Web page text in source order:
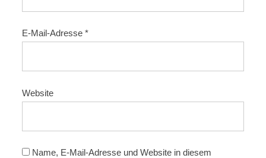
E-Mail-Adresse*
Website
Name, E-Mail-Adresse und Website in diesem